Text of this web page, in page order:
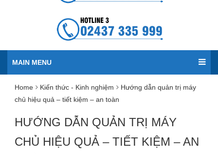
MAIN MENU
Home Kiến thức - Kinh nghiệm
Hướng dẫn quản trị máy
chủ hiệu quả – tiết kiệm – an toàn
HƯỚNG DẪN QUẢN TRỊ MÁY
CHỦ HIỆU QUẢ – TIẾT KIỆM – AN